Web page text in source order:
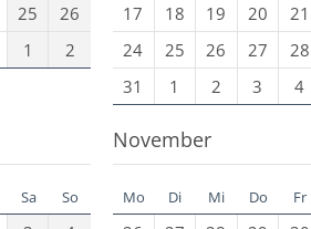
25
26
1 2
17
18 19 20 21
24
25 26 27 28
31
1 2 3 4
Sa So
November
Mo Di Mi Do Fr